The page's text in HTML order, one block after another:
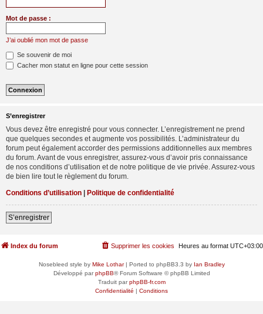
Mot de passe :
J’ai oublié mon mot de passe
Se souvenir de moi
Cacher mon statut en ligne pour cette session
S’enregistrer
Vous devez être enregistré pour vous connecter. L’enregistrement ne prend
que quelques secondes et augmente vos possibilités. L’administrateur du
forum peut également accorder des permissions additionnelles aux membres
du forum. Avant de vous enregistrer, assurez-vous d’avoir pris connaissance
de nos conditions d’utilisation et de notre politique de vie privée. Assurez-vous
de bien lire tout le règlement du forum.
Conditions d’utilisation | Politique de confidentialité
S’enregistrer
Index du forum Heures au format UTC+03:00
Supprimer les cookies
Nosebleed style by Mike Lothar| Ported to phpBB3.3 by Ian Bradley
Développé parphpBB® Forum Software © phpBB Limited
Traduit parphpBB-fr.com
Confidentialité | Conditions